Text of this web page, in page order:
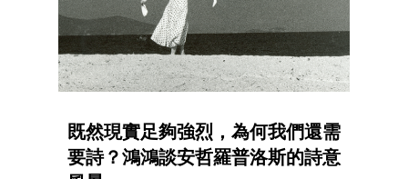
既然現實足夠強烈，為何我們還需
要詩？鴻鴻談安哲羅普洛斯的詩意